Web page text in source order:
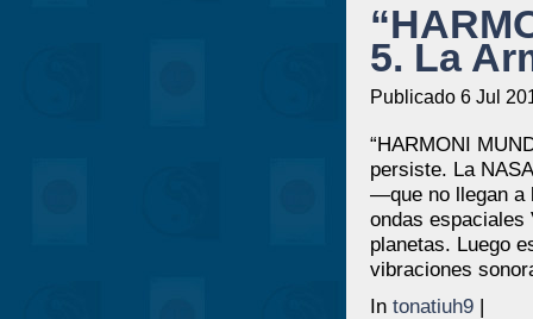
5. La
Publicado 6 Jul
“HARMONI
persiste. La
—que no llegan a
ondas espaciales
planetas. Luego
vibraciones
In tonatiuh9|